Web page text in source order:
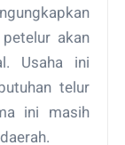
akan
Usaha ini
telur
ini masih